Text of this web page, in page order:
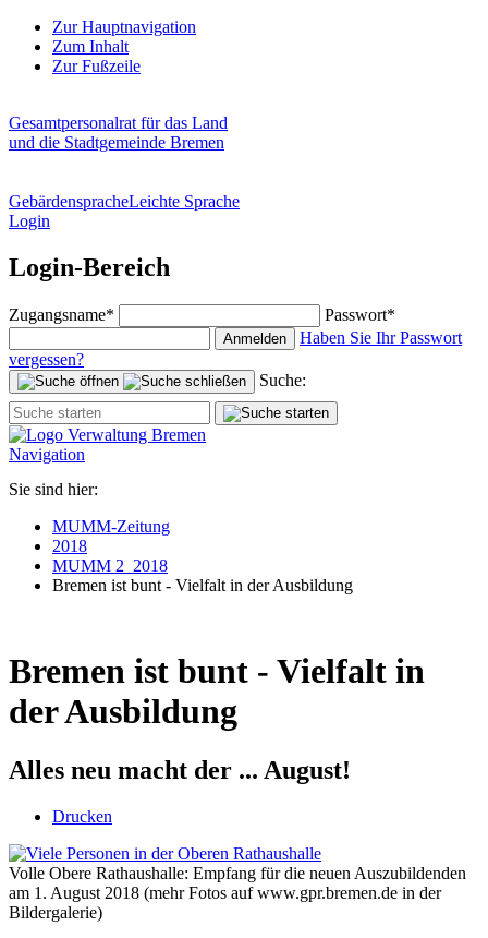
Zur Hauptnavigation
Zum Inhalt
Zur Fußzeile
Gesamtpersonalrat für das Land
und die Stadtgemeinde Bremen
GebärdenspracheLeichte Sprache
Login
Login-Bereich
Zugangsname* Passwort*
Anmelden
Haben Sie Ihr Passwort
vergessen?
Suche:
Navigation
Sie sind hier:
MUMM-Zeitung
2018
MUMM 2_2018
Bremen ist bunt - Vielfalt in der Ausbildung
Bremen ist bunt - Vielfalt in
der Ausbildung
Alles neu macht der ... August!
Drucken
Volle Obere Rathaushalle: Empfang für die neuen Auszubildenden
am 1. August 2018 (mehr Fotos auf www.gpr.bremen.de in der
Bildergalerie)